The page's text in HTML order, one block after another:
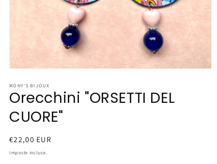
multimediali
1
in
modale
MONY'S BIJOUX
Orecchini "ORSETTI DEL
CUORE"
Prezzo
di
€22,00 EUR
Imposte incluse.